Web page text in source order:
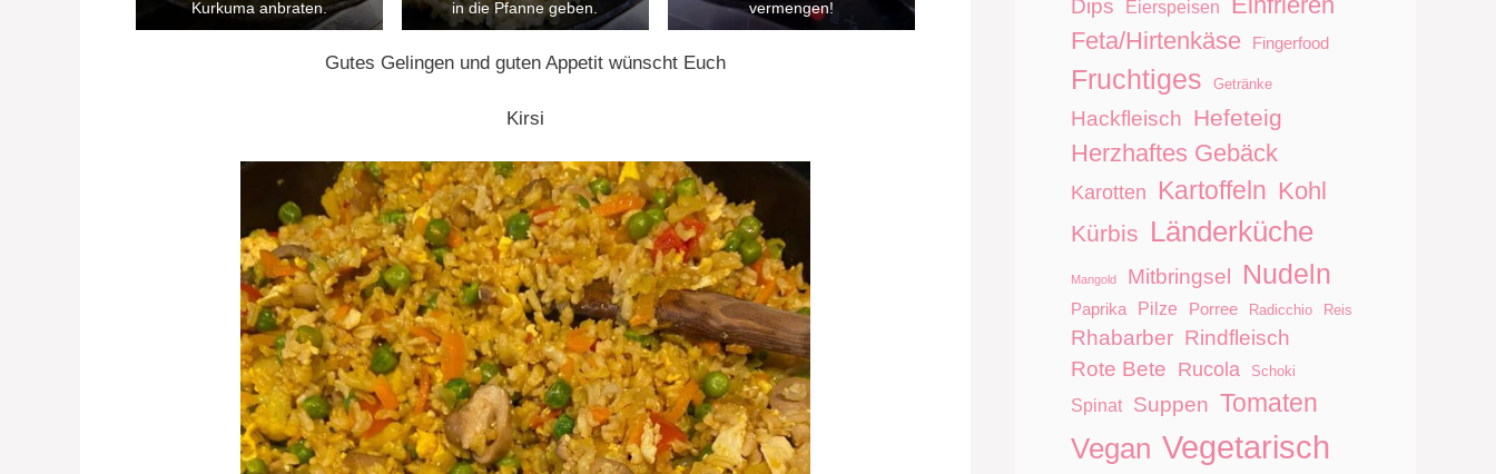
Kurkuma anbraten.
in die Pfanne geben.
vermengen!
Gutes Gelingen und guten Appetit wünscht Euch
Kirsi
Dips Eierspeisen
Feta/Hirtenkäse
Fingerfood
Fruchtiges Getränke
Hackfleisch Hefeteig
Herzhaftes Gebäck
Karotten Kartoffeln Kohl
Kürbis Länderküche
Mangold Mitbringsel Nudeln
Paprika Pilze Porree Radicchio Reis
Rhabarber Rindfleisch
Rote Bete Rucola Schoki
Spinat Suppen Tomaten
Vegan Vegetarisch